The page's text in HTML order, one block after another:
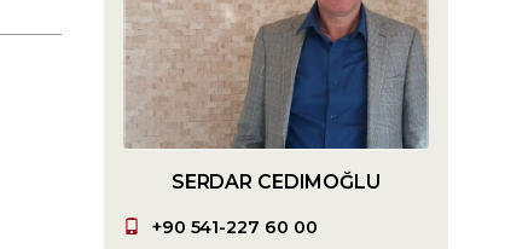
SERDAR CEDIMOĞLU
+90 541-227 60 00